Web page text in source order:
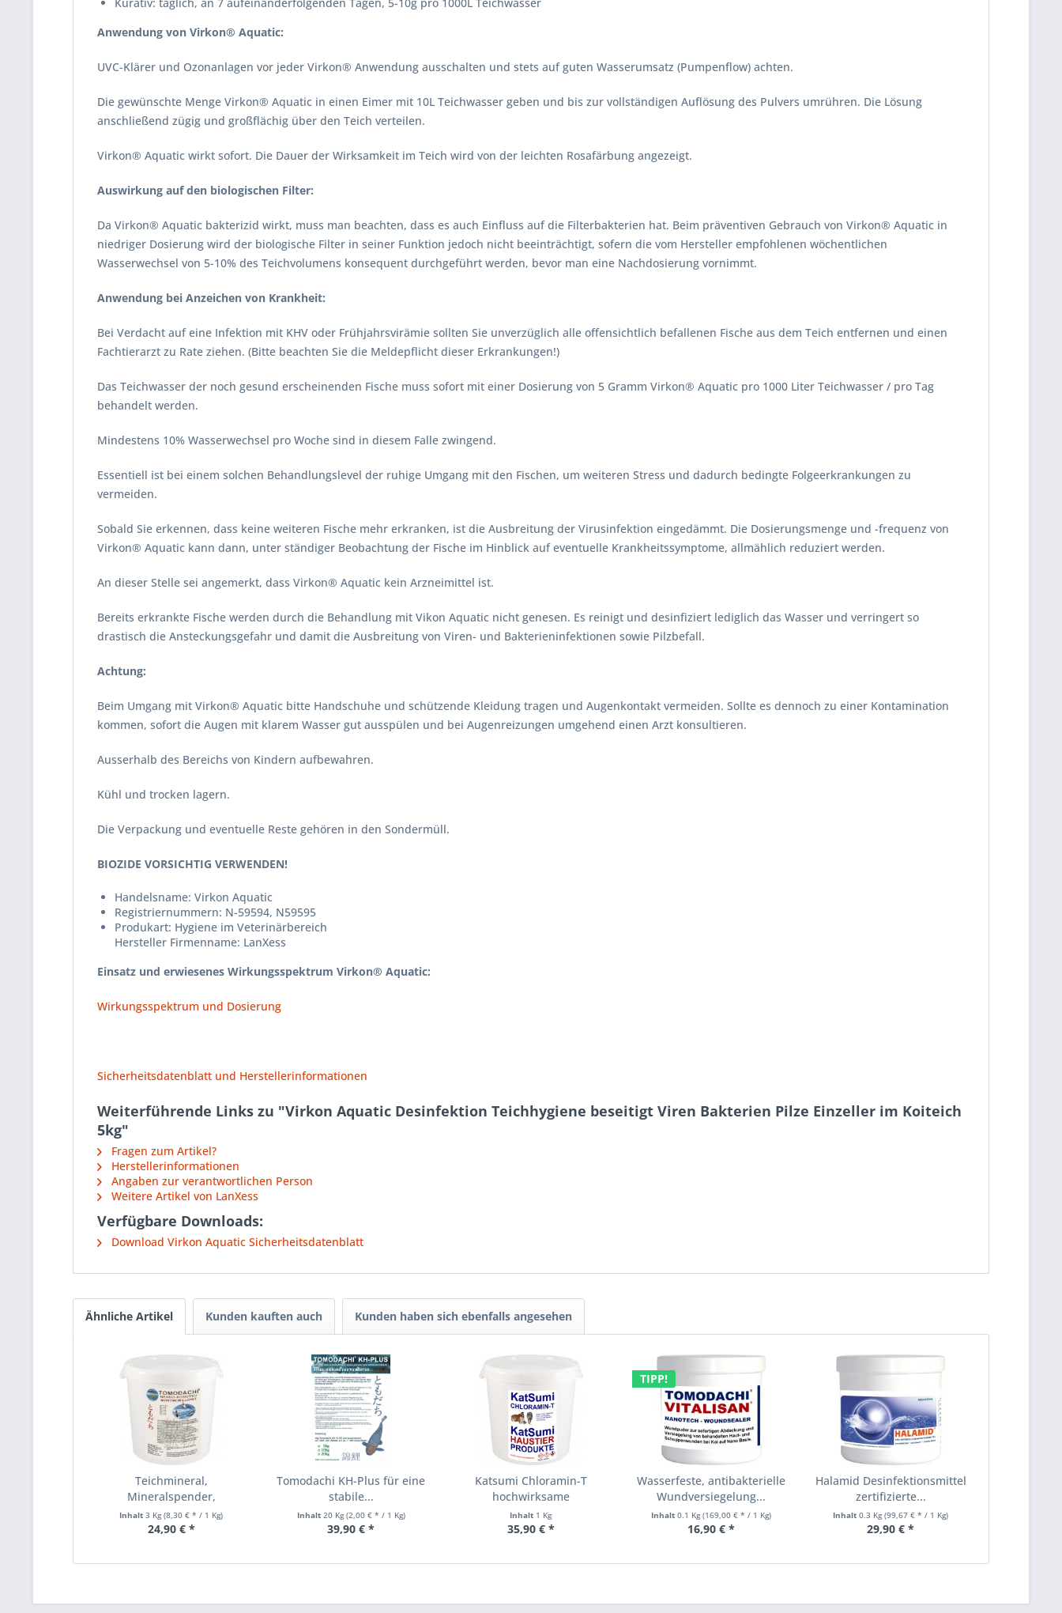
Anwendung von Virkon® Aquatic:
UVC-Klärer und Ozonanlagen vor jeder Virkon® Anwendung ausschalten und stets auf guten Wasserumsatz (Pumpenflow) achten.
Die gewünschte Menge Virkon® Aquatic in einen Eimer mit 10L Teichwasser geben und bis zur vollständigen Auflösung des Pulvers umrühren. Die Lösung
anschließend zügig und großflächig über den Teich verteilen.
Virkon® Aquatic wirkt sofort. Die Dauer der Wirksamkeit im Teich wird von der leichten Rosafärbung angezeigt.
Auswirkung auf den biologischen Filter:
Da Virkon® Aquatic bakterizid wirkt, muss man beachten, dass es auch Einfluss auf die Filterbakterien hat. Beim präventiven Gebrauch von Virkon® Aquatic in
niedriger Dosierung wird der biologische Filter in seiner Funktion jedoch nicht beeinträchtigt, sofern die vom Hersteller empfohlenen wöchentlichen
Wasserwechsel von 5-10% des Teichvolumens konsequent durchgeführt werden, bevor man eine Nachdosierung vornimmt.
Anwendung bei Anzeichen von Krankheit:
Bei Verdacht auf eine Infektion mit KHV oder Frühjahrsvirämie sollten Sie unverzüglich alle offensichtlich befallenen Fische aus dem Teich entfernen und einen
Fachtierarzt zu Rate ziehen. (Bitte beachten Sie die Meldepflicht dieser Erkrankungen!)
Das Teichwasser der noch gesund erscheinenden Fische muss sofort mit einer Dosierung von 5 Gramm Virkon® Aquatic pro 1000 Liter Teichwasser / pro Tag
behandelt werden.
Mindestens 10% Wasserwechsel pro Woche sind in diesem Falle zwingend.
Essentiell ist bei einem solchen Behandlungslevel der ruhige Umgang mit den Fischen, um weiteren Stress und dadurch bedingte Folgeerkrankungen zu
vermeiden.
Sobald Sie erkennen, dass keine weiteren Fische mehr erkranken, ist die Ausbreitung der Virusinfektion eingedämmt. Die Dosierungsmenge und -frequenz von
Virkon® Aquatic kann dann, unter ständiger Beobachtung der Fische im Hinblick auf eventuelle Krankheitssymptome, allmählich reduziert werden.
An dieser Stelle sei angemerkt, dass Virkon® Aquatic kein Arzneimittel ist.
Bereits erkrankte Fische werden durch die Behandlung mit Vikon Aquatic nicht genesen. Es reinigt und desinfiziert lediglich das Wasser und verringert so
drastisch die Ansteckungsgefahr und damit die Ausbreitung von Viren- und Bakterieninfektionen sowie Pilzbefall.
Achtung:
Beim Umgang mit Virkon® Aquatic bitte Handschuhe und schützende Kleidung tragen und Augenkontakt vermeiden. Sollte es dennoch zu einer Kontamination
kommen, sofort die Augen mit klarem Wasser gut ausspülen und bei Augenreizungen umgehend einen Arzt konsultieren.
Ausserhalb des Bereichs von Kindern aufbewahren.
Kühl und trocken lagern.
Die Verpackung und eventuelle Reste gehören in den Sondermüll.
BIOZIDE VORSICHTIG VERWENDEN!
Handelsname: Virkon Aquatic
Registriernummern: N-59594, N59595
Produkart: Hygiene im Veterinärbereich
Hersteller Firmenname: LanXess
Einsatz und erwiesenes Wirkungsspektrum Virkon® Aquatic:
Wirkungsspektrum und Dosierung
Sicherheitsdatenblatt und Herstellerinformationen
Weiterführende Links zu "Virkon Aquatic Desinfektion Teichhygiene beseitigt Viren Bakterien Pilze Einzeller im Koiteich
5kg"
Fragen zum Artikel?
Herstellerinformationen
Angaben zur verantwortlichen Person
Weitere Artikel von LanXess
Verfügbare Downloads:
Download Virkon Aquatic Sicherheitsdatenblatt
Ähnliche Artikel Kunden kauften auch Kunden haben sich ebenfalls angesehen
Teichmineral,
Mineralspender,
Montmorillonit,...
Inhalt3 Kg(8,30 € * / 1 Kg)
24,90 € *
Tomodachi KH-Plus für eine
stabile...
Inhalt 20 Kg(2,00 € * / 1 Kg)
39,90 € *
Katsumi Chloramin-T
hochwirksame
Desinfektion,...
Inhalt 1 Kg
35,90 € *
TIPP!
Wasserfeste, antibakterielle
Wundversiegelung...
Inhalt 0.1 Kg(169,00 € * / 1 Kg)
16,90 € *
Halamid Desinfektionsmittel
zertifizierte...
Inhalt0.3 Kg(99,67 € * / 1 Kg)
29,90 € *